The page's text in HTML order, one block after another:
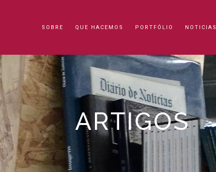
SOBRE QUE HACEMOS PORTFÓLIO NOTICIAS
ARTIGOS